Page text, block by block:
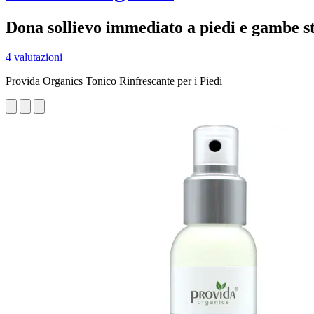
Dona sollievo immediato a piedi e gambe
4 valutazioni
Provida Organics Tonico Rinfrescante per i Piedi